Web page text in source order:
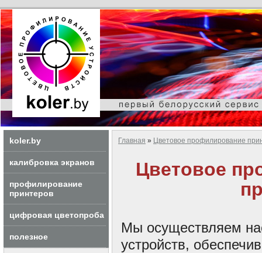
koler.by
калибровка экранов
профилирование
принтеров
цифровая цветопроба
полезное
Главная » Цветовое профилирование
Цветовое
Мы осуществляем
устройств,